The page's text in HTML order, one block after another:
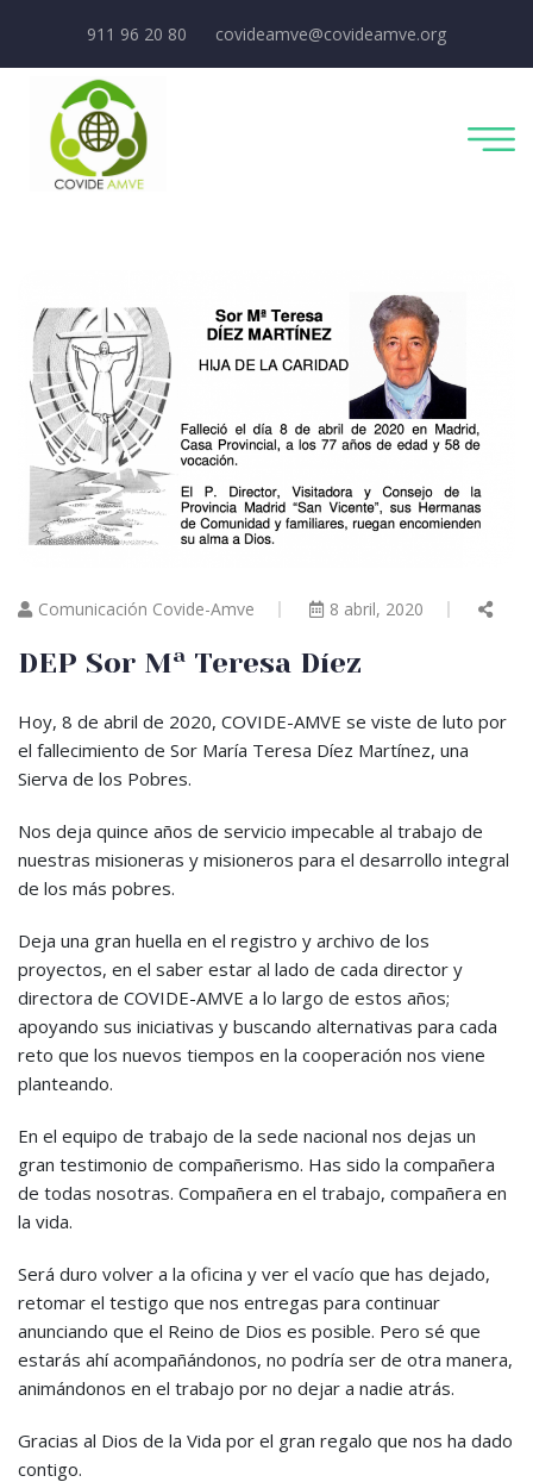
911 96 20 80 covideamve@covideamve.org
Comunicación Covide-Amve 8 abril, 2020
DEP Sor Mª Teresa Díez
Hoy, 8 de abril de 2020, COVIDE-AMVE se viste de luto por
el fallecimiento de Sor María Teresa Díez Martínez, una
Sierva de los Pobres.
Nos deja quince años de servicio impecable al trabajo de
nuestras misioneras y misioneros para el desarrollo integral
de los más pobres.
Deja una gran huella en el registro y archivo de los
proyectos, en el saber estar al lado de cada director y
directora de COVIDE-AMVE a lo largo de estos años;
apoyando sus iniciativas y buscando alternativas para cada
reto que los nuevos tiempos en la cooperación nos viene
planteando.
En el equipo de trabajo de la sede nacional nos dejas un
gran testimonio de compañerismo. Has sido la compañera
de todas nosotras. Compañera en el trabajo, compañera en
la vida.
Será duro volver a la oficina y ver el vacío que has dejado,
retomar el testigo que nos entregas para continuar
anunciando que el Reino de Dios es posible. Pero sé que
estarás ahí acompañándonos, no podría ser de otra manera,
animándonos en el trabajo por no dejar a nadie atrás.
Gracias al Dios de la Vida por el gran regalo que nos ha dado
contigo.